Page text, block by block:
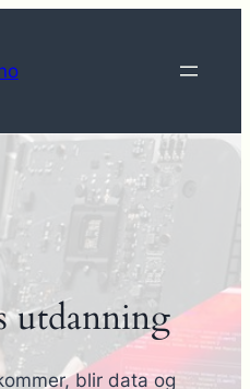
utdanning
blir data og